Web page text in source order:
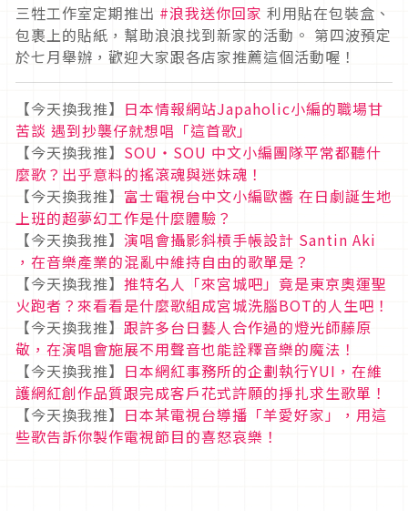
三牲工作室定期推出 #浪我送你回家 利用貼在包裝盒、
包裹上的貼紙，幫助浪浪找到新家的活動。 第四波預定
於七月舉辦，歡迎大家跟各店家推薦這個活動喔！
【今天換我推】 日本情報網站Japaholic小編的職場甘
苦談 遇到抄襲仔就想唱「這首歌」
【今天換我推】 SOU・SOU 中文小編團隊平常都聽什
麼歌？出乎意料的搖滾魂與迷妹魂！
【今天換我推】 富士電視台中文小編歐醬 在日劇誕生地
上班的超夢幻工作是什麼體驗？
【今天換我推】 演唱會攝影斜槓手帳設計 Santin Aki
，在音樂產業的混亂中維持自由的歌單是？
【今天換我推】 推特名人「來宮城吧」竟是東京奧運聖
火跑者？來看看是什麼歌組成宮城洗腦BOT的人生吧！
【今天換我推】 跟許多台日藝人合作過的燈光師藤原
敬，在演唱會施展不用聲音也能詮釋音樂的魔法！
【今天換我推】 日本網紅事務所的企劃執行YUI，在維
護網紅創作品質跟完成客戶花式許願的掙扎求生歌單！
【今天換我推】 日本某電視台導播「羊愛好家」，用這
些歌告訴你製作電視節目的喜怒哀樂！